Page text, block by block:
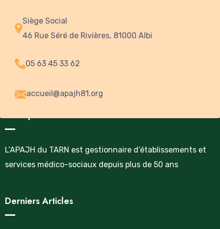
Siège Social
46 Rue Séré de Rivières, 81000 Albi
05 63 45 33 62
accueil@apajh81.org
A Propos
L’APAJH du TARN est gestionnaire d’établissements et
services médico-sociaux depuis plus de 50 ans
Derniers Articles